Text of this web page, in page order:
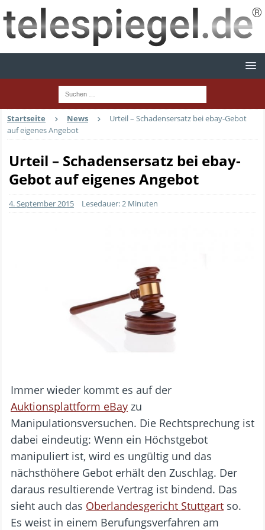
Startseite News
Urteil – Schadensersatz bei ebay-Gebot
auf eigenes Angebot
Urteil – Schadensersatz bei ebay-
Gebot auf eigenes Angebot
4. September 2015 Lesedauer: 2 Minuten
Immer wieder kommt es auf der
Auktionsplattform eBay zu
Manipulationsversuchen. Die Rechtsprechung ist
dabei eindeutig: Wenn ein Höchstgebot
manipuliert ist, wird es ungültig und das
nächsthöhere Gebot erhält den Zuschlag. Der
daraus resultierende Vertrag ist bindend. Das
sieht auch das Oberlandesgericht Stuttgart so.
Es weist in einem Berufungsverfahren am